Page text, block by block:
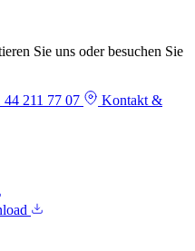
Sie uns oder besuchen Sie
44 211 77 07
Kontakt &